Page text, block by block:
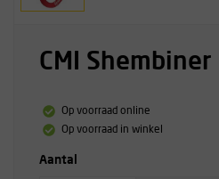
CMI Shembiner
Op voorraad online
Op voorraad in winkel
Aantal